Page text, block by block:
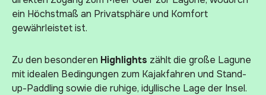
ein Höchstmaß an Privatsphäre und Komfort
gewährleistet ist.
Zu den besonderen Highlights zählt die große Lagune
mit idealen Bedingungen zum Kajakfahren und Stand-
up-Paddling sowie die ruhige, idyllische Lage der Insel.